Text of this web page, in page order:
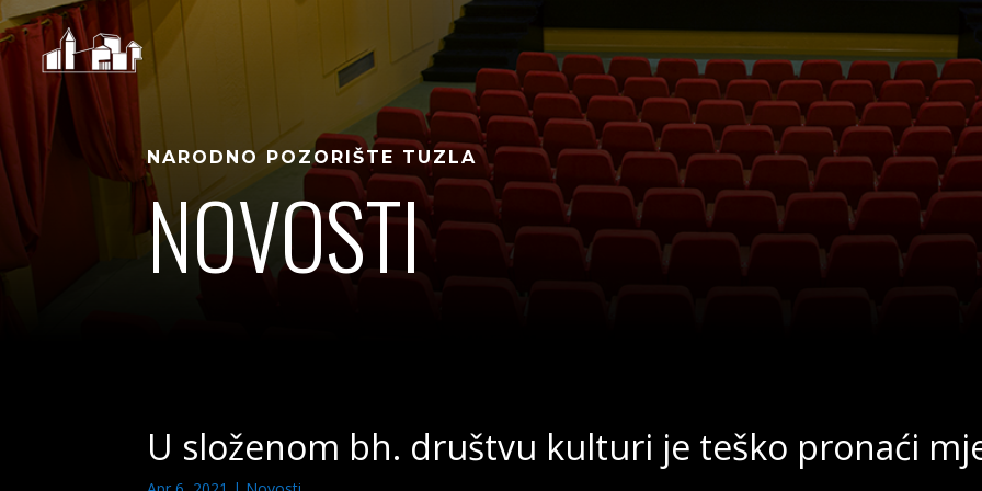
NARODNO POZORIŠTE TUZLA
NOVOSTI
U složenom bh. društvu kulturi je teško pronaći